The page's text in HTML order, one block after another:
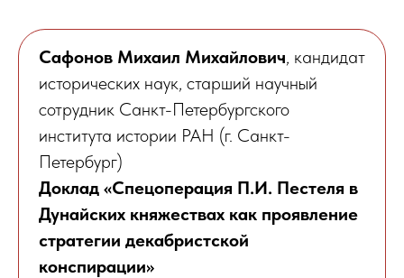
Сафонов Михаил Михайлович, кандидат
исторических наук, старший научный
сотрудник Санкт-Петербургского
института истории РАН (г. Санкт-
Петербург)
Доклад «Спецоперация П.И. Пестеля в
Дунайских княжествах как проявление
стратегии декабристской
конспирации»